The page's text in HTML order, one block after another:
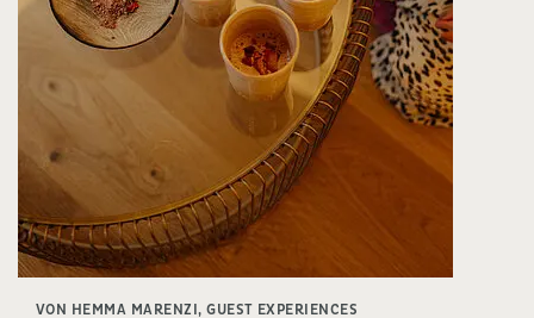
VON HEMMA MARENZI, GUEST EXPERIENCES